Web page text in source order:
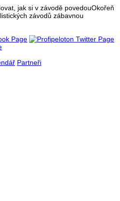
jak si v závodě povedouOkořeň
závodů zábavnou
Partneři